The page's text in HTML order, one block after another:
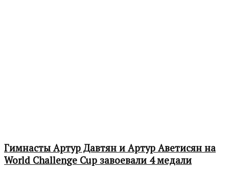
Гимнасты Артур Давтян и Артур Аветисян на
World Challenge Cup завоевали 4 медали